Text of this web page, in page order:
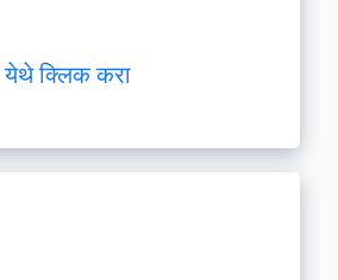
येथे क्लिक करा